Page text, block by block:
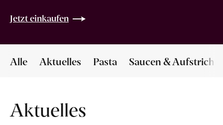
Jetzt einkaufen
Alle Aktuelles Pasta Saucen & Aufstriche
Aktuelles